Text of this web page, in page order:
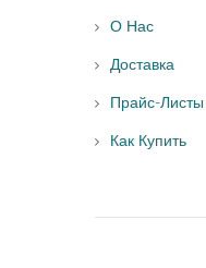
О Нас
Доставка
Прайс-Листы
Как Купить